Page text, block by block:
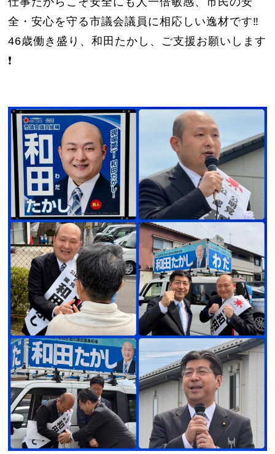
全・安心を守る市議会議員に相応しい逸材です‼️
46歳働き盛り、和田たかし、ご支援お願いします
❗️